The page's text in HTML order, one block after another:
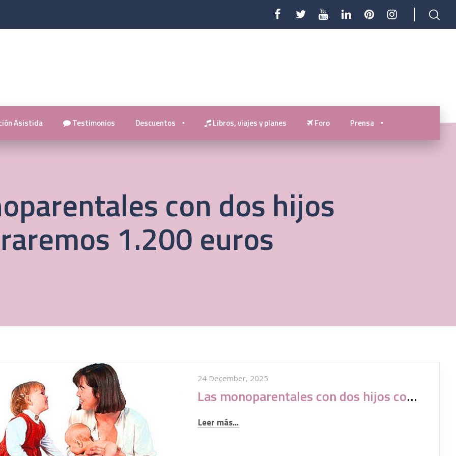
Asistida Testimonios Descuentos Libros, viajes y planes Foro Prensa
con dos hijos
1.200 euros
24 December, 2025
Las monoparentales con dos hijos cobraremos 1.200 euros
Leer más...